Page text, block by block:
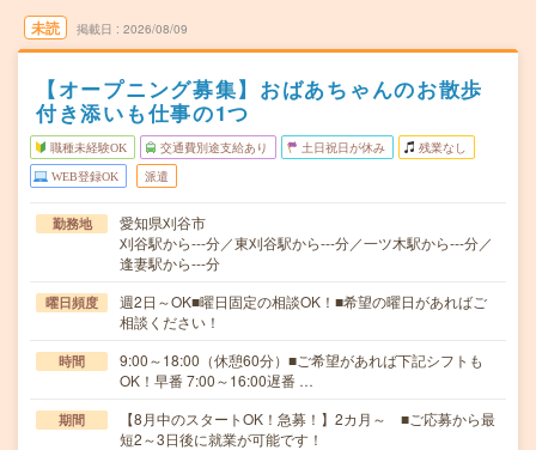
未読 掲載日 2026/08/09
【オープニング募集】おばあちゃんのお散歩
付き添いも仕事の1つ
職種未経験OK 交通費別途支給あり 土日祝日が休み 残業なし
WEB登録OK 派遣
勤務地
愛知県刈谷市
刈谷駅から---分／東刈谷駅から---分／一ツ木駅から---分／
逢妻駅から---分
曜日頻度
週2日～OK■曜日固定の相談OK！■希望の曜日があればご
相談ください！
時間
9:00～18:00（休憩60分）■ご希望があれば下記シフトも
OK！早番 7:00～16:00遅番 …
期間
【8月中のスタートOK！急募！】2カ月～ ■ご応募から最
短2～3日後に就業が可能です！